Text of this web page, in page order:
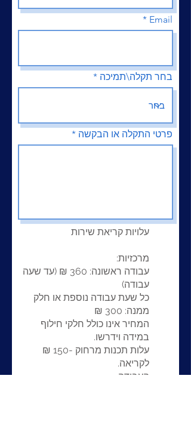
Email
בחר תקלה\תמיכה
פרטי התקלה או הבקשה
עלויות קריאת שירות
מרכזיות:
עבודה ראשונה: 360 ₪ (עד שעה
עבודה)
כל שעת עבודה נוספת או חלק
ממנה: 300 ₪
המחיר אינו כולל חלקי חילוף
במידה וידרשו.
עלות תכנות מרחוק -150 ₪
לקריאה.
העבודה.